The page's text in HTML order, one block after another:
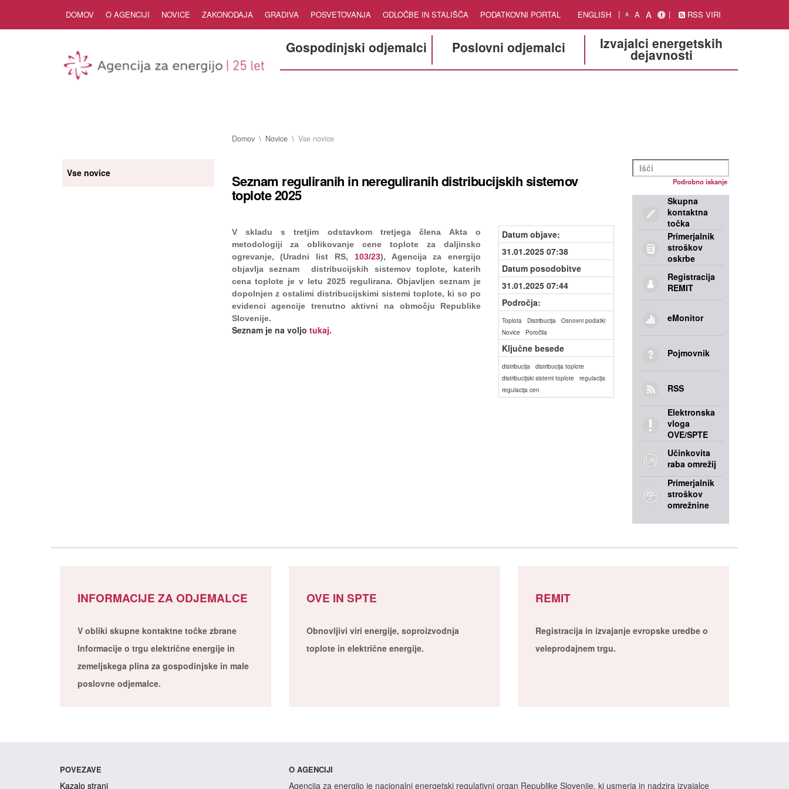
DOMOV O AGENCIJI NOVICE ZAKONODAJA GRADIVA POSVETOVANJA ODLOČBE IN STALIŠČA PODATKOVNI PORTAL ENGLISH A A A RSS VIRI
Gospodinjski odjemalci Poslovni odjemalci Izvajalci energetskih
dejavnosti
Domov Novice Vse novice
Vse novice Seznam reguliranih in nereguliranih distribucijskih sistemov
toplote 2025
V skladu s tretjim odstavkom tretjega člena Akta o
metodologiji za oblikovanje cene toplote za daljinsko
ogrevanje, (Uradni list RS, 103/23), Agencija za energijo
objavlja seznam distribucijskih sistemov toplote, katerih
cena toplote je v letu 2025 regulirana. Objavljen seznam je
dopolnjen z ostalimi distribucijskimi sistemi toplote, ki so po
evidenci agencije trenutno aktivni na območju Republike
Slovenije.
Seznam je na voljo tukaj.
Datum objave:
31.01.2025 07:38
Datum posodobitve
31.01.2025 07:44
Področja:
Toplota Distribucija
Osnovni podatki
Novice
Poročila
Ključne besede
distribucija
distribucija toplote
distribucijski sistemi toplote
regulacija
regulacija cen
Podrobno iskanje
Skupna
kontaktna
točka
Primerjalnik
stroškov
oskrbe
Registracija
REMIT
eMonitor
Pojmovnik
RSS
Elektronska
vloga
OVE/SPTE
Učinkovita
raba omrežij
Primerjalnik
stroškov
omrežnine
INFORMACIJE ZA ODJEMALCE
V obliki skupne kontaktne točke zbrane
Informacije o trgu električne energije in
zemeljskega plina za gospodinjske in male
poslovne odjemalce.
OVE IN SPTE
Obnovljivi viri energije, soproizvodnja
toplote in električne energije.
REMIT
Registracija in izvajanje evropske uredbe o
veleprodajnem trgu.
POVEZAVE
Kazalo strani
O AGENCIJI
Agencija za energijo je nacionalni energetski regulativni organ Republike Slovenije, ki usmerja in nadzira izvajalce